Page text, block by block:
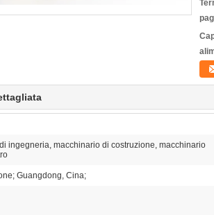
ingegneria, macchinario di costruzione, macchinario
Guangdong, Cina;